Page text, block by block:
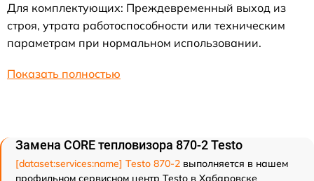
Для комплектующих: Преждевременный выход из
строя, утрата работоспособности или техническим
параметрам при нормальном использовании.
Показать полностью
Замена CORE тепловизора 870-2 Testo
[dataset:services:name] Testo 870-2 выполняется в нашем
профильном сервисном центр Testo в Хабаровске